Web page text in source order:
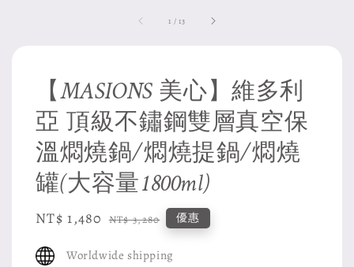
1 /13
【MASIONS 美心】維多利
亞 頂級不鏽鋼雙層真空保
溫燜燒鍋/燜燒提鍋/燜燒
罐(大容量1800ml)
Sale
NT$ 1,480 Regular
NT$ 3,280 優惠
Worldwide shipping